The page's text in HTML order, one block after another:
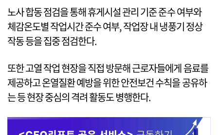
노사 합동 점검을 통해 휴게시설 관리 기준 준수 여부와
체감온도별 작업시간 준수 여부, 작업장 내 냉풍기 정상
작동 등을 집중 점검한다.
또한 고열 작업 현장을 직접 방문해 근로자들에게 음료를
제공하고 온열질환 예방을 위한 안전보건 수칙을 공유하
는 등 현장 중심의 격려 활동도 병행한다.